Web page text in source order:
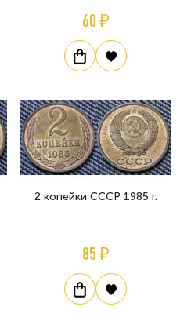
60 ₽
2 копейки СССР 1985 г.
85 ₽